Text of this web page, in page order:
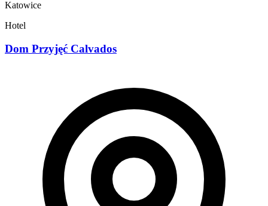
Katowice
Hotel
Dom Przyjęć Calvados